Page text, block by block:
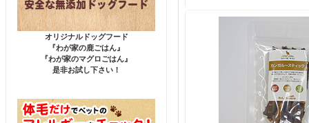
オリジナルドッグフード
『わが家の鹿ごはん』
『わが家のマグロごはん』
是非お試し下さい！